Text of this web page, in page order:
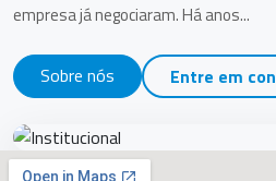
empresa já negociaram. Há anos...
Sobre nós Entre em